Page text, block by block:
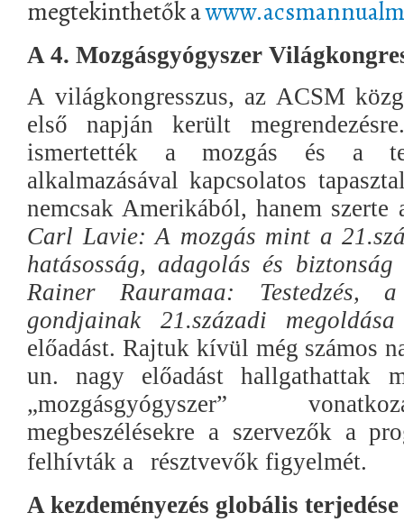
megtekinthetők a
A 4. Mozgásgyógyszer
A világkongresszus, az ACSM
első napján került
ismertették a mozgás és a
alkalmazásával kapcsolatos
nemcsak Amerikából, hanem
Carl Lavie: A mozgás mint a
hatásosság, adagolás és biztonság
Rainer Rauramaa: Testedzés,
gondjainak 21.századi
előadást. Rajtuk kívül még számos
un. nagy előadást hallgathattak
„mozgásgyógyszer”
megbeszélésekre a szervezők a
felhívták a
résztvevők figyelmét.
A kezdeményezés globális terjedése